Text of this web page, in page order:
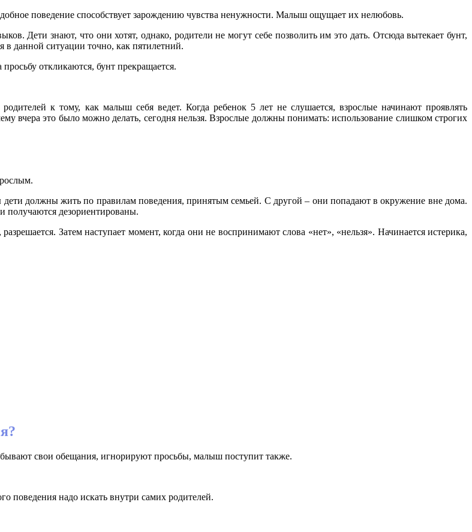
поведение способствует зарождению чувства ненужности. Малыш ощущает их нелюбовь.
Дети знают, что они хотят, однако, родители не могут себе позволить им это дать. Отсюда вытекает бунт,
в данной ситуации точно, как пятилетний.
откликаются, бунт прекращается.
к тому, как малыш себя ведет. Когда ребенок 5 лет не слушается, взрослые начинают проявлять
вчера это было можно делать, сегодня нельзя. Взрослые должны понимать: использование слишком строгих
должны жить по правилам поведения, принятым семьей. С другой – они попадают в окружение вне дома.
получаются дезориентированы.
Затем наступает момент, когда они не воспринимают слова «нет», «нельзя». Начинается истерика,
свои обещания, игнорируют просьбы, малыш поступит также.
поведения надо искать внутри самих родителей.